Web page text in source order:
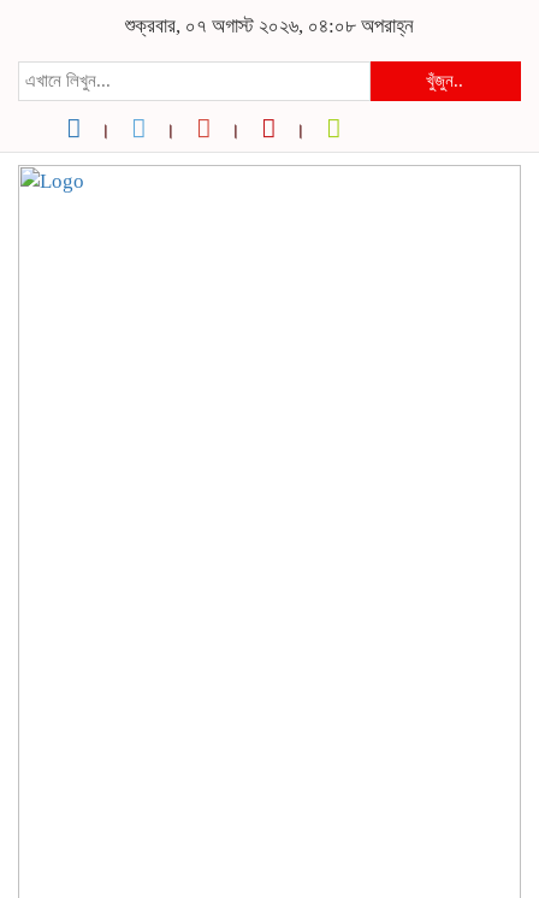
শুক্রবার, ০৭ অগাস্ট ২০২৬, ০৪:০৮ অপরাহ্ন
খুঁজুন..